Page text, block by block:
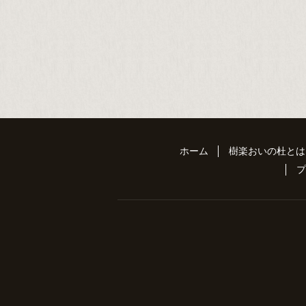
ホーム
樹楽おいの杜とは